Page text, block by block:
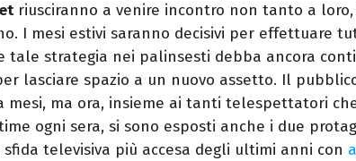
riusciranno a venire incontro non tanto a
I mesi estivi saranno decisivi per effettuare
tale strategia nei palinsesti debba ancora
lasciare spazio a un nuovo assetto. Il
mesi, ma ora, insieme ai tanti telespettatori
ogni sera, si sono esposti anche i due
televisiva più accesa degli ultimi anni con